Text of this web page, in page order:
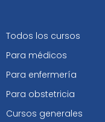
Todos los cursos
Para médicos
Para enfermería
Para obstetricia
Cursos generales